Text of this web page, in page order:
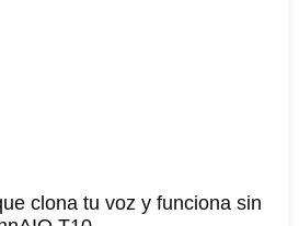
clona tu voz y funciona sin